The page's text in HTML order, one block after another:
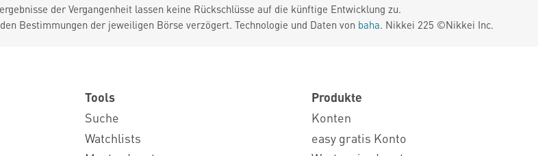
der Vergangenheit lassen keine Rückschlüsse auf die künftige Entwicklung zu.
Bestimmungen der jeweiligen Börse verzögert. Technologie und Daten von baha. Nikkei 225 ©Nikkei Inc.
Tools
Suche
Watchlists
Produkte
Konten
easy gratis Konto